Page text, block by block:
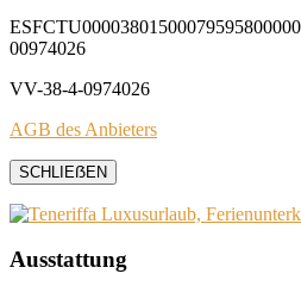
00974026
VV-38-4-0974026
AGB des Anbieters
SCHLIEẞEN
Ausstattung